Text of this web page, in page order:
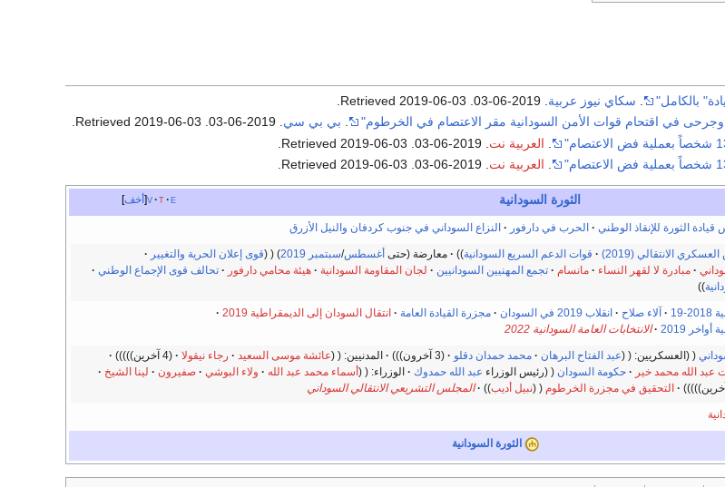
بالكامل" سكاي نيوز عربية . Retrieved
2019-06-03
وجرحى في اقتحام قوات الأمن السودانية مقر الاعتصام في الخرطوم" . بي بي سي. 2019-06-03
. Retrieved
2019-06-03
.
العربية نت . Retrieved
2019-06-03
العربية نت . Retrieved
2019-06-03
أخف v t e الثورة السودانية
الثورة للإنقاذ الوطني الحرب في دارفور النزاع السوداني في جنوب كردفان والنيل الأزرق
الانتقالي (2019) قوات الدعم السريع السودانية معارضة (حتىأغسطس/سبتمبر 2019
)
قوى إعلان الحرية والتغيير
مبادرة لا لقهر النساء مانسام تجمع المهنيين السودانيين لجان المقاومة السودانية هيئة محامي دارفور
تحالف قوى الإجماع الوطني
19 آلاء صلاح انقلاب 2019 في السودان مجزرة القيادة العامة
انتقال السودان إلى الديمقراطية 2019
2019
الانتخابات العامة السودانية 2022
العسكريين: عبد الفتاح البرهان محمد حمدان دقلو (3 آخرون) المدنيين: عائشة موسى السعيد رجاء نيقولا
(4 آخرين)
عبد الله محمد خير حكومة السودان رئيس الوزراء عبد الله حمدوك الوزراء: أسماء محمد عبد الله ولاء البوشي صفيرون
لينا الشيخ
التحقيق في مجزرة الخرطوم نبيل أديب المجلس التشريعي الانتقالي السوداني
الثورة السودانية